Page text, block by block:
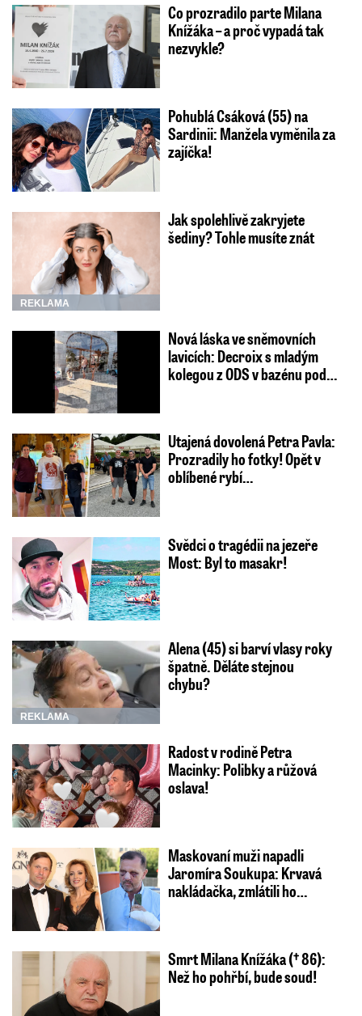
Co prozradilo parte Milana
Knížáka – a proč vypadá tak
nezvykle?
Pohublá Csáková (55) na
Sardinii: Manžela vyměnila za
zajíčka!
REKLAMA
Jak spolehlivě zakryjete
šediny? Tohle musíte znát
Nová láska ve sněmovních
lavicích: Decroix s mladým
kolegou z ODS v bazénu pod…
Utajená dovolená Petra Pavla:
Prozradily ho fotky! Opět v
oblíbené rybí…
Svědci o tragédii na jezeře
Most: Byl to masakr!
REKLAMA
Alena (45) si barví vlasy roky
špatně. Děláte stejnou
chybu?
Radost v rodině Petra
Macinky: Polibky a růžová
oslava!
Maskovaní muži napadli
Jaromíra Soukupa: Krvavá
nakládačka, zmlátili ho…
Smrt Milana Knížáka († 86):
Než ho pohřbí, bude soud!